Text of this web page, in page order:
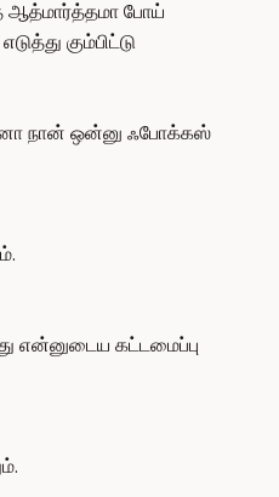
ஆத்மார்த்தமா போய்
கும்பிட்டு
நான் ஒன்னு ஃபோக்கஸ்
என்னுடைய கட்டமைப்பு